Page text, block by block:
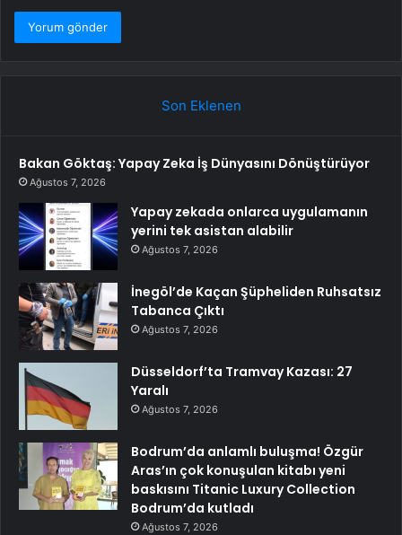
Son Eklenen
Bakan Göktaş: Yapay Zeka İş Dünyasını Dönüştürüyor
Ağustos 7, 2026
Yapay zekada onlarca uygulamanın
yerini tek asistan alabilir
Ağustos 7, 2026
İnegöl’de Kaçan Şüpheliden Ruhsatsız
Tabanca Çıktı
Ağustos 7, 2026
Düsseldorf’ta Tramvay Kazası: 27
Yaralı
Ağustos 7, 2026
Bodrum’da anlamlı buluşma! Özgür
Aras’ın çok konuşulan kitabı yeni
baskısını Titanic Luxury Collection
Bodrum’da kutladı
Ağustos 7, 2026